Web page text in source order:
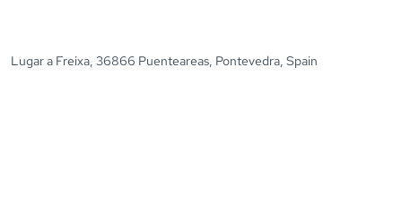
Lugar a Freixa, 36866 Puenteareas, Pontevedra, Spain